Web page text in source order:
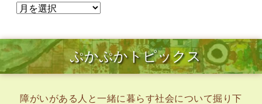
ぷかぷかトピックス
障がいがある人と一緒に暮らす社会について掘り下